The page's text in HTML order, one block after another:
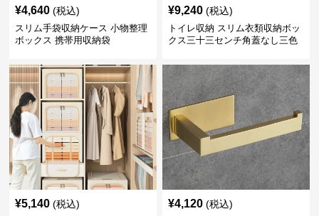
¥4,640 (税込)
スリム手袋収納ケース 小物整理
ボックス 携帯用収納袋
¥9,240 (税込)
トイレ収納 スリム衣類収納ボッ
クス三十三センチ角蓋なし三色
¥5,140 (税込) ¥4,120 (税込)